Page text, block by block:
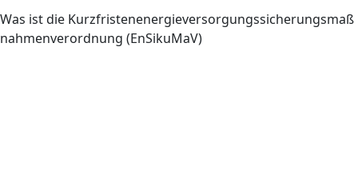
Was ist die Kurzfristenenergieversorgungssicherungsmaß
nahmenverordnung (EnSikuMaV)